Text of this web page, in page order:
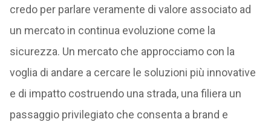
credo per parlare veramente di valore associato ad
un mercato in continua evoluzione come la
sicurezza. Un mercato che approcciamo con la
voglia di andare a cercare le soluzioni più innovative
e di impatto costruendo una strada, una filiera un
passaggio privilegiato che consenta a brand e